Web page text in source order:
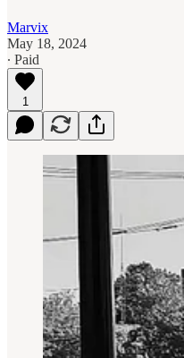
Marvix
May 18, 2024
∙ Paid
1